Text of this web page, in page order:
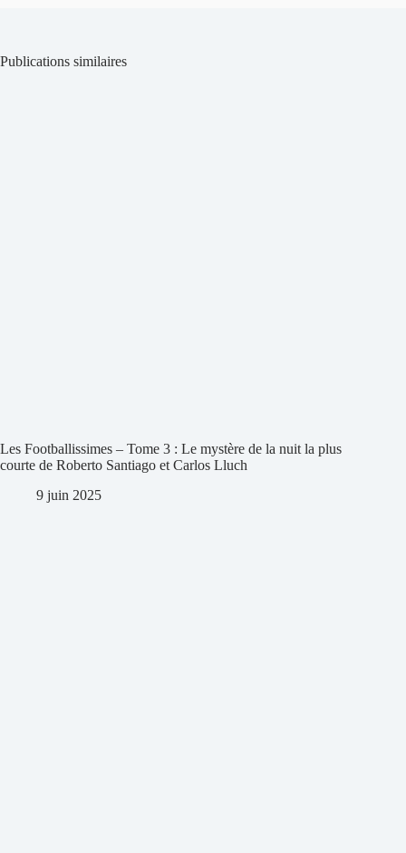
Publications similaires
Les Footballissimes – Tome 3 : Le mystère de la nuit la plus
courte de Roberto Santiago et Carlos Lluch
9 juin 2025